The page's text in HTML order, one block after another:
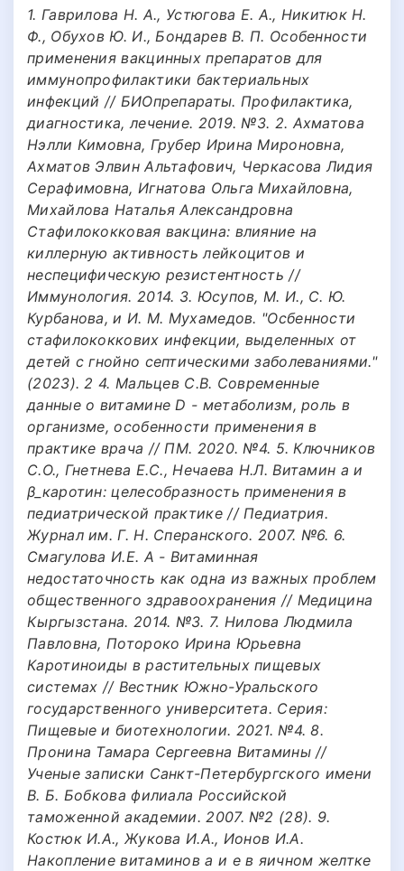
1. Гаврилова Н. А., Устюгова Е. А., Никитюк Н.
Ф., Обухов Ю. И., Бондарев В. П. Особенности
применения вакцинных препаратов для
иммунопрофилактики бактериальных
инфекций // БИОпрепараты. Профилактика,
диагностика, лечение. 2019. №3. 2. Ахматова
Нэлли Кимовна, Грубер Ирина Мироновна,
Ахматов Элвин Альтафович, Черкасова Лидия
Серафимовна, Игнатова Ольга Михайловна,
Михайлова Наталья Александровна
Стафилококковая вакцина: влияние на
киллерную активность лейкоцитов и
неспецифическую резистентность //
Иммунология. 2014. 3. Юсупов, М. И., С. Ю.
Курбанова, и И. М. Мухамедов. "Осбенности
стафилококкових инфекции, выделенных от
детей с гнойно септическими заболеваниями."
(2023). 2 4. Мальцев С.В. Современные
данные о витамине D - метаболизм, роль в
организме, особенности применения в
практике врача // ПМ. 2020. №4. 5. Ключников
С.О., Гнетнева Е.С., Нечаева Н.Л. Витамин а и
β_каротин: целесобразность применения в
педиатрической практике // Педиатрия.
Журнал им. Г. Н. Сперанского. 2007. №6. 6.
Смагулова И.Е. А - Витаминная
недостаточность как одна из важных проблем
общественного здравоохранения // Медицина
Кыргызстана. 2014. №3. 7. Нилова Людмила
Павловна, Потороко Ирина Юрьевна
Каротиноиды в растительных пищевых
системах // Вестник Южно-Уральского
государственного университета. Серия:
Пищевые и биотехнологии. 2021. №4. 8.
Пронина Тамара Сергеевна Витамины //
Ученые записки Санкт-Петербургского имени
В. Б. Бобкова филиала Российской
таможенной академии. 2007. №2 (28). 9.
Костюк И.А., Жукова И.А., Ионов И.А.
Накопление витаминов а и е в яичном желтке